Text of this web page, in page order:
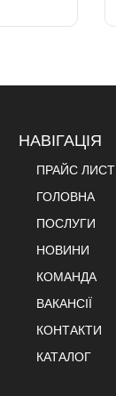
НАВІГАЦІЯ
ПРАЙС ЛИСТ
ГОЛОВНА
ПОСЛУГИ
НОВИНИ
КОМАНДА
ВАКАНСІЇ
КОНТАКТИ
КАТАЛОГ